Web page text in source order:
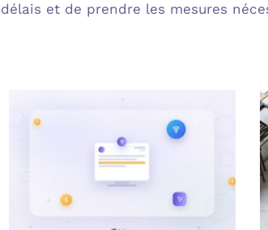
délais et de prendre les mesures